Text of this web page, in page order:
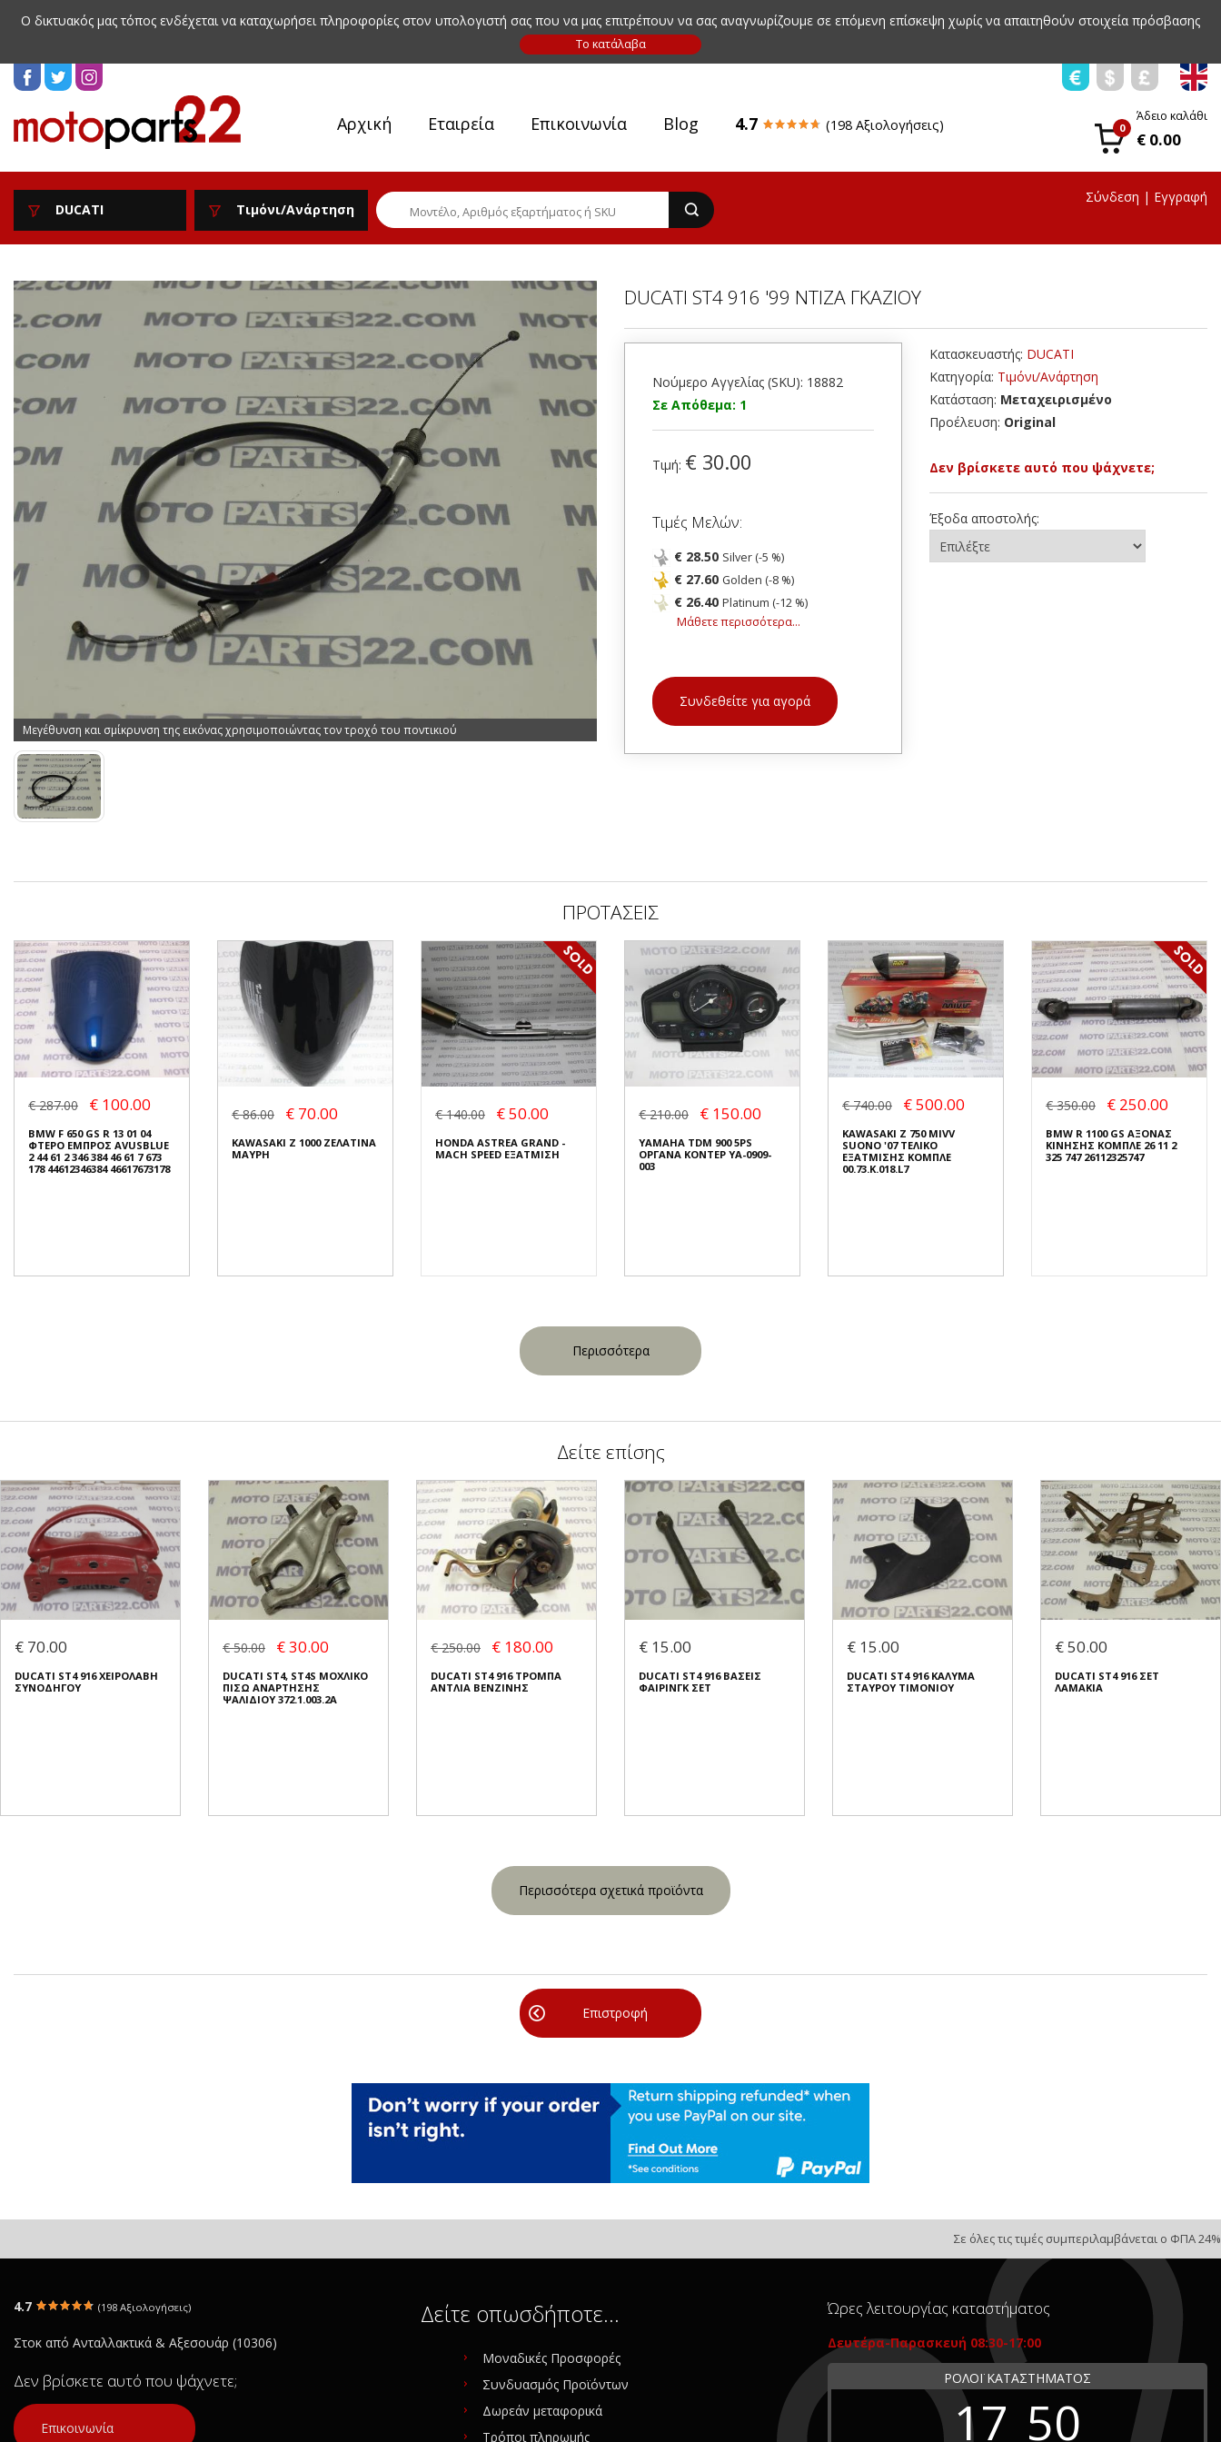
Ο δικτυακός μας τόπος ενδέχεται να καταχωρήσει πληροφορίες στον υπολογιστή σας που να μας επιτρέπουν να σας αναγνωρίζουμε σε επόμενη επίσκεψη χωρίς να απαιτηθούν στοιχεία πρόσβασης
Αρχική Εταιρεία Επικοινωνία Blog 4.7 (198 Αξιολογήσεις) 0
Άδειο καλάθι
€ 0.00
DUCATI Τιμόνι/Ανάρτηση
Σύνδεση | Εγγραφή
Μεγέθυνση και σμίκρυνση της εικόνας χρησιμοποιώντας τον τροχό του ποντικιού
DUCATI ST4 916 '99 ΝΤΙΖΑ ΓΚΑΖΙΟΥ
Νούμερο Αγγελίας (SKU): 18882
Σε Απόθεμα: 1
Τιμή: € 30.00
Τιμές Μελών:
€ 28.50 Silver (-5 %)
€ 27.60 Golden (-8 %)
€ 26.40 Platinum (-12 %)
Μάθετε περισσότερα...
Συνδεθείτε για αγορά
Κατασκευαστής: DUCATI
Κατηγορία: Τιμόνι/Ανάρτηση
Κατάσταση: Μεταχειρισμένο
Προέλευση: Original
Δεν βρίσκετε αυτό που ψάχνετε;
Έξοδα αποστολής:
ΠΡΟΤΑΣΕΙΣ
€ 287.00 € 100.00
BMW F 650 GS R 13 01 04
ΦΤΕΡΟ ΕΜΠΡΟΣ AVUSBLUE
2 44 61 2 346 384 46 61 7 673
178 44612346384 46617673178
€ 86.00 € 70.00
KAWASAKI Z 1000 ΖΕΛΑΤΙΝΑ
ΜΑΥΡΗ
€ 140.00 € 50.00
HONDA ASTREA GRAND -
MACH SPEED ΕΞΑΤΜΙΣΗ
€ 210.00 € 150.00
YAMAHA TDM 900 5PS
ΟΡΓΑΝΑ ΚΟΝΤΕΡ YA-0909-
003
€ 740.00 € 500.00
KAWASAKI Z 750 MIVV
SUONO '07 ΤΕΛΙΚΟ
ΕΞΑΤΜΙΣΗΣ ΚΟΜΠΛΕ
00.73.K.018.L7
€ 350.00 € 250.00
BMW R 1100 GS ΑΞΟΝΑΣ
ΚΙΝΗΣΗΣ ΚΟΜΠΛΕ 26 11 2
325 747 26112325747
Περισσότερα
Δείτε επίσης
€ 70.00
DUCATI ST4 916 ΧΕΙΡΟΛΑΒΗ
ΣΥΝΟΔΗΓΟΥ
€ 50.00 € 30.00
DUCATI ST4, ST4S ΜΟΧΛΙΚΟ
ΠΙΣΩ ΑΝΑΡΤΗΣΗΣ
ΨΑΛΙΔΙΟΥ 372.1.003.2A
€ 250.00 € 180.00
DUCATI ST4 916 ΤΡΟΜΠΑ
ΑΝΤΛΙΑ ΒΕΝΖΙΝΗΣ
€ 15.00
DUCATI ST4 916 ΒΑΣΕΙΣ
ΦΑΙΡΙΝΓΚ ΣΕΤ
€ 15.00
DUCATI ST4 916 ΚΑΛΥΜΑ
ΣΤΑΥΡΟΥ ΤΙΜΟΝΙΟΥ
€ 50.00
DUCATI ST4 916 ΣΕΤ
ΛΑΜΑΚΙΑ
Περισσότερα σχετικά προϊόντα
Επιστροφή
Σε όλες τις τιμές συμπεριλαμβάνεται ο ΦΠΑ 24%
4.7 (198 Αξιολογήσεις)
Στοκ από Ανταλλακτικά & Αξεσουάρ (10306)
Δεν βρίσκετε αυτό που ψάχνετε;
Επικοινωνία
Δείτε οπωσδήποτε…
Μοναδικές Προσφορές
Συνδυασμός Προϊόντων
Δωρεάν μεταφορικά
Τρόποι πληρωμής
Ώρες λειτουργίας καταστήματος
Δευτέρα-Παρασκευή 08:30-17:00
ΡΟΛΟΪ ΚΑΤΑΣΤΗΜΑΤΟΣ
17 50